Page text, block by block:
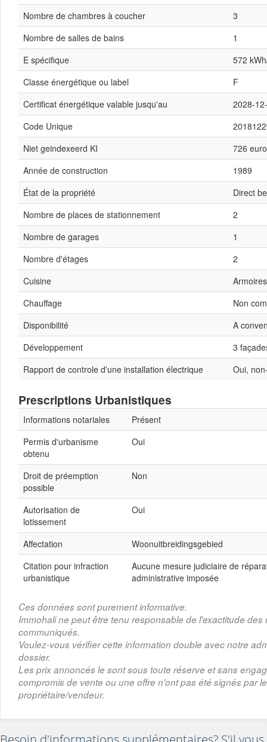
Nombre de chambres à coucher
3
Nombre de salles de bains
1
E spécifique
572
Classe énergétique ou label
F
Certificat énergétique valable jusqu'au
2028-
Code Unique
Niet geindexeerd KI
726 euro
Année de construction
1989
État de la propriété
Direct
Nombre de places de stationnement
2
Nombre de garages
1
Nombre d'étages
2
Cuisine
Chauffage
Non
Disponibilité
A
Développement
3
Rapport de controle d'une installation électrique
Oui,
Prescriptions Urbanistiques
Informations notariales
Présent
Permis d'urbanisme
obtenu
Oui
Droit de préemption
possible
Non
Autorisation de
lotissement
Oui
Affectation
Woonuitbreidingsgebied
Citation pour infraction
urbanistique
Aucune mesure judiciaire de
administrative imposée
Ces données sont purement informative.
Immohali ne peut être tenu responsable de l'exactitude
communiqués.
Voulez-vous vérifier cette information double avec notre
dossier.
Les prix annoncés le sont sous toute réserve et sans
compromis de vente ou une offre n'ont pas été signés par le
propriétaire/vendeur.